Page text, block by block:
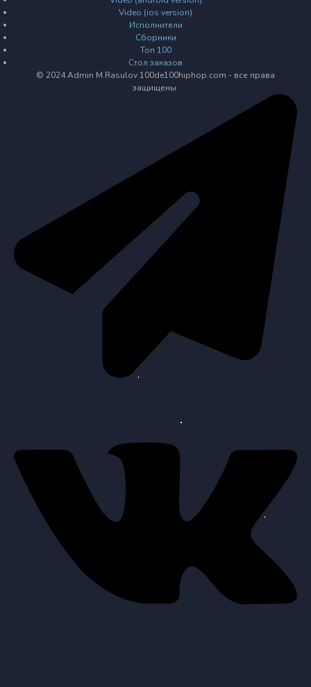
Video (ios version)
Исполнители
Сборники
Топ 100
Стол заказов
© 2024 Admin M.Rasulov 100de100hiphop.com - все права
защищены.